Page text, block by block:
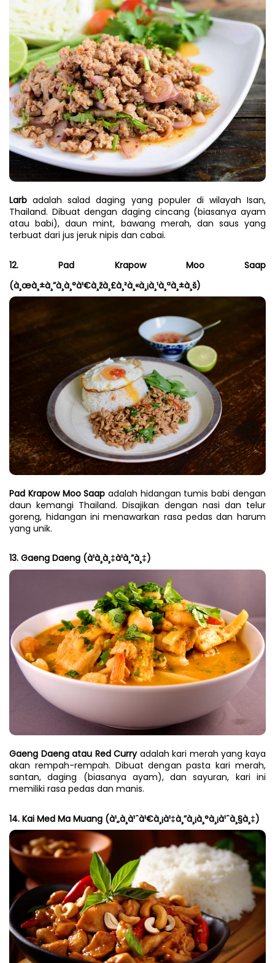
Larb adalah salad daging yang populer di wilayah Isan,
Thailand. Dibuat dengan daging cincang (biasanya ayam
atau babi), daun mint, bawang merah, dan saus yang
terbuat dari jus jeruk nipis dan cabai.
12. Pad Krapow Moo Saap
(à¸œà¸±à¸”à¸à¸°à¹€à¸žà¸£à¸²à¸«à¸¡à¸¹à¸ªà¸±à¸š)
Pad Krapow Moo Saap adalah hidangan tumis babi dengan
daun kemangi Thailand. Disajikan dengan nasi dan telur
goreng, hidangan ini menawarkan rasa pedas dan harum
yang unik.
13. Gaeng Daeng (à¹à¸à¸‡à¹à¸”à¸‡)
Gaeng Daeng atau Red Curry adalah kari merah yang kaya
akan rempah-rempah. Dibuat dengan pasta kari merah,
santan, daging (biasanya ayam), dan sayuran, kari ini
memiliki rasa pedas dan manis.
14. Kai Med Ma Muang (à¹„à¸à¹ˆà¹€à¸¡à¹‡à¸”à¸¡à¸°à¸¡à¹ˆà¸§à¸‡)